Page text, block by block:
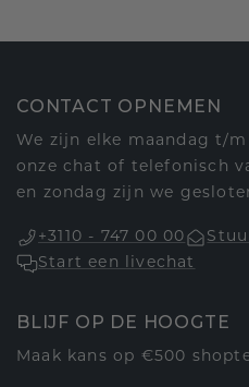
CONTACT OPNEMEN
We zijn elke maandag t/
onze chat of telefonisch
en zondag zijn we
+3110 - 747 00 00
Start een livechat
BLIJF OP DE HOOGTE
Maak kans op €500